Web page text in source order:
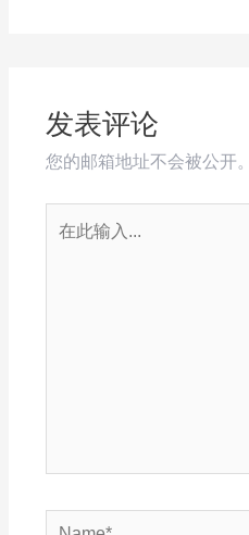
发表评论
您的邮箱地址不会被公开。
Name*